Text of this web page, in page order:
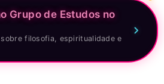
Grupo de Estudos no
filosofia, espiritualidade e